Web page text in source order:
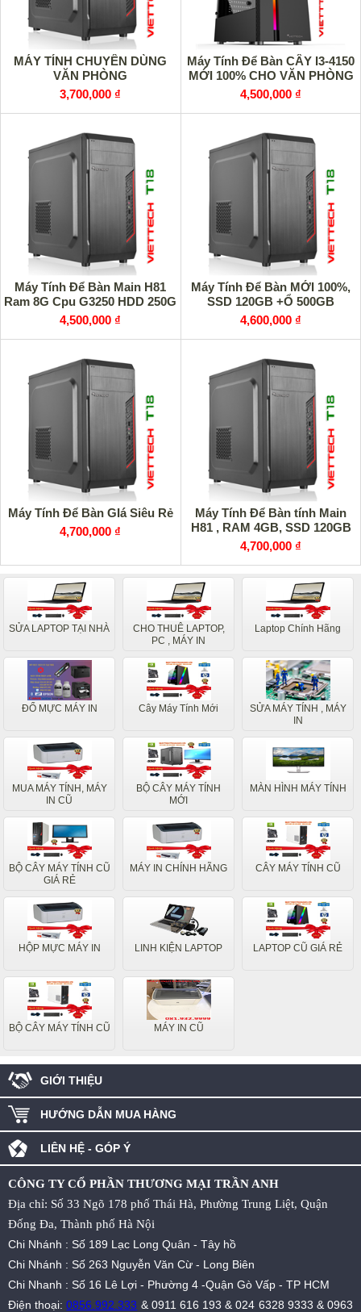
MÁY TÍNH CHUYÊN DÙNG
VĂN PHÒNG
3,700,000 ₫
Máy Tính Để Bàn CÂY I3-4150
MỚI 100% CHO VĂN PHÒNG
4,500,000 ₫
Máy Tính Để Bàn Main H81
Ram 8G Cpu G3250 HDD 250G
4,500,000 ₫
Máy Tính Để Bàn MỚI 100%,
SSD 120GB +Ổ 500GB
4,600,000 ₫
Máy Tính Để Bàn GIá Siêu Rẻ
4,700,000 ₫
Máy Tính Để Bàn tính Main
H81 , RAM 4GB, SSD 120GB
4,700,000 ₫
SỬA LAPTOP TẠI NHÀ
CHO THUÊ LAPTOP,
PC , MÁY IN
Laptop Chính Hãng
ĐỔ MỰC MÁY IN Cây Máy Tính Mới
SỬA MÁY TÍNH , MÁY
IN
MUA MÁY TÍNH, MÁY
IN CŨ
BỘ CÂY MÁY TÍNH
MỚI
MÀN HÌNH MÁY TÍNH
BỘ CÂY MÁY TÍNH CŨ
GIÁ RẺ
MÁY IN CHÍNH HÃNG CÂY MÁY TÍNH CŨ
HỘP MỰC MÁY IN LINH KIỆN LAPTOP LAPTOP CŨ GIÁ RẺ
BỘ CÂY MÁY TÍNH CŨ MÁY IN CŨ
GIỚI THIỆU
HƯỚNG DẪN MUA HÀNG
LIÊN HỆ - GÓP Ý
CÔNG TY CỔ PHẦN THƯƠNG MẠI TRẦN ANH
Địa chỉ: Số 33 Ngõ 178 phố Thái Hà, Phường Trung Liệt, Quận
Đống Đa, Thành phố Hà Nội
Chi Nhánh : Số 189 Lạc Long Quân - Tây hồ
Chi Nhánh : Số 263 Nguyễn Văn Cừ - Long Biên
Chi Nhanh : Số 16 Lê Lợi - Phường 4 -Quận Gò Vấp - TP HCM
Điện thoại:0856.992.333 & 0911 616 193 &024 6328 9333 &0963